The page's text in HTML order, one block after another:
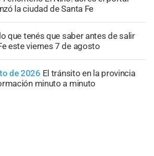
la ciudad de Santa Fe
que tenés que saber antes de salir
este viernes 7 de agosto
de 2026 El tránsito en la provincia
minuto a minuto